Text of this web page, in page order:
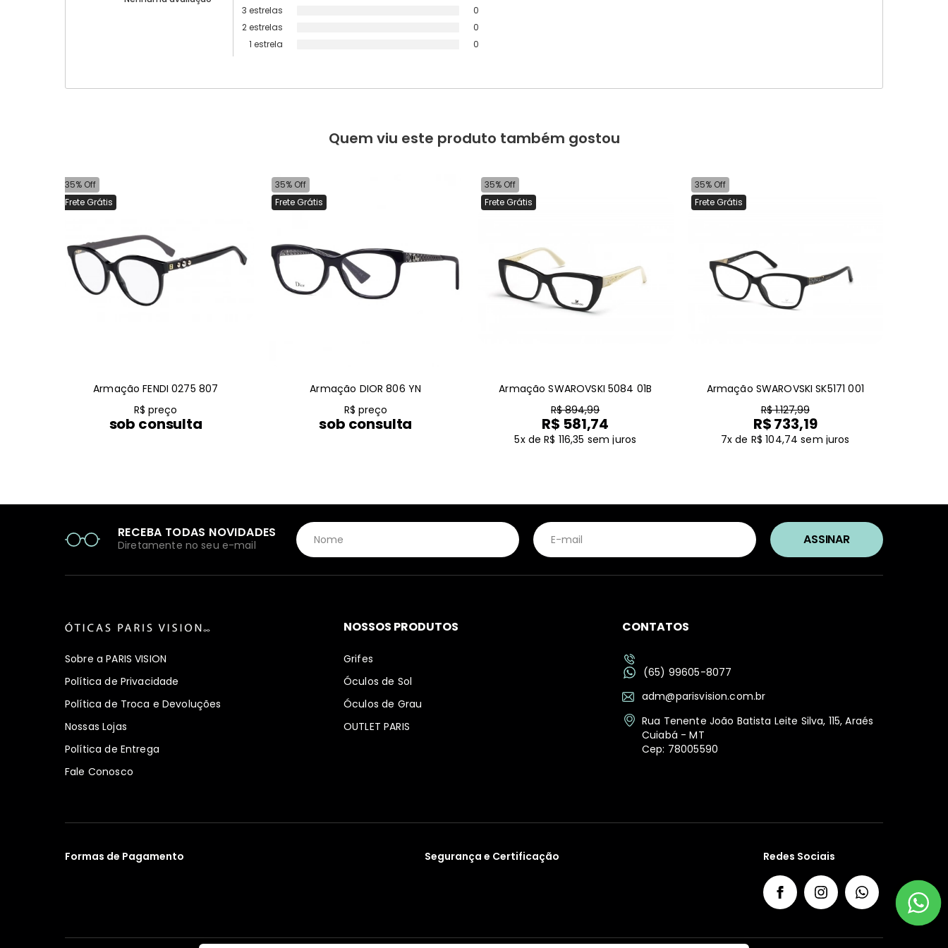
3 estrelas
0
2 estrelas
0
1 estrela
0
Quem viu este produto também gostou
35% Off
Frete Grátis
Armação FENDI 0275 807
R$ preço
sob consulta
35% Off
Frete Grátis
Armação DIOR 806 YN
R$ preço
sob consulta
35% Off
Frete Grátis
Armação SWAROVSKI 5084 01B
R$ 894,99
R$ 581,74
5x de R$ 116,35 sem juros
35% Off
Frete Grátis
Armação SWAROVSKI SK5171 001
R$ 1.127,99
R$ 733,19
7x de R$ 104,74 sem juros
RECEBA TODAS NOVIDADES
Diretamente no seu e-mail
Sobre a PARIS VISION
Política de Privacidade
Política de Troca e Devoluções
Nossas Lojas
Política de Entrega
Fale Conosco
NOSSOS PRODUTOS
Grifes
Óculos de Sol
Óculos de Grau
OUTLET PARIS
CONTATOS
(65) 99605-8077
adm@parisvision.com.br
Rua Tenente João Batista Leite Silva, 115, Araés
Cuiabá - MT
Cep: 78005590
Formas de Pagamento Segurança e Certificação Redes Sociais